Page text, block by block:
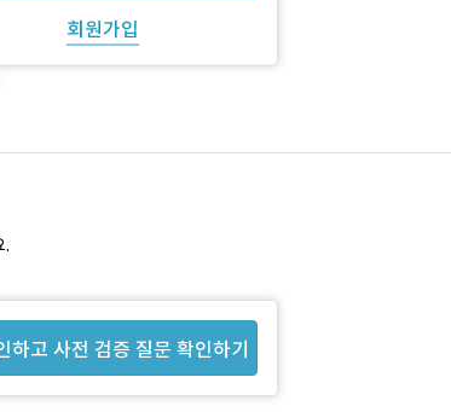
회원가입
.
하고 사전 검증 질문 확인하기